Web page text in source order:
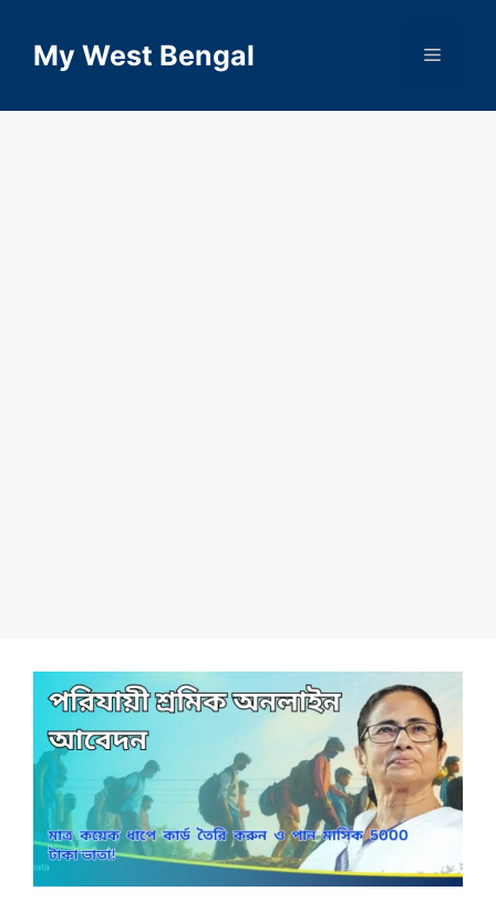
contentMy West Bengal Menu